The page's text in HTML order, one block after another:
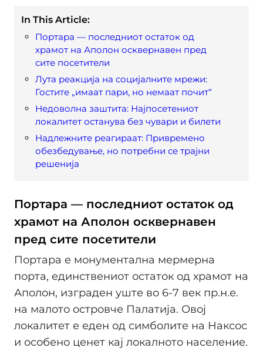
In This Article:
Портара — последниот остаток од
храмот на Аполон осквернавен пред
сите посетители
Лута реакција на социјалните мрежи:
Гостите „имаат пари, но немаат почит“
Недоволна заштита: Најпосетениот
локалитет останува без чувари и билети
Надлежните реагираат: Привремено
обезбедување, но потребни се трајни
решенија
Портара — последниот остаток од
храмот на Аполон осквернавен
пред сите посетители
Портара е монументална мермерна
порта, единствениот остаток од храмот на
Аполон, изграден уште во 6-7 век пр.н.е.
на малото островче Палатија. Овој
локалитет е еден од симболите на Наксос
и особено ценет кај локалното население.